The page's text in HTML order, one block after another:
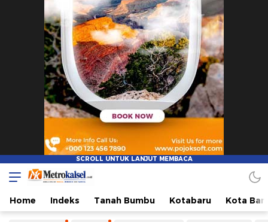
Metro Kalsel
Media Online Terkini, Faktual dan Mendidik
Home Indeks Tanah Bumbu Kotabaru Kota